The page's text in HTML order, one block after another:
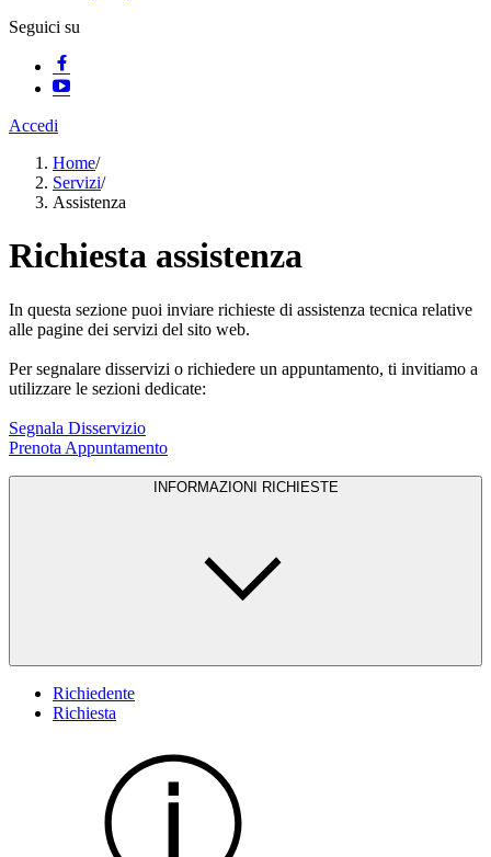
Seguici su
Accedi
Home/
Servizi/
Assistenza
Richiesta assistenza
In questa sezione puoi inviare richieste di assistenza tecnica relative
alle pagine dei servizi del sito web.
Per segnalare disservizi o richiedere un appuntamento, ti invitiamo a
utilizzare le sezioni dedicate:
Segnala Disservizio
Prenota Appuntamento
INFORMAZIONI RICHIESTE
Richiedente
Richiesta